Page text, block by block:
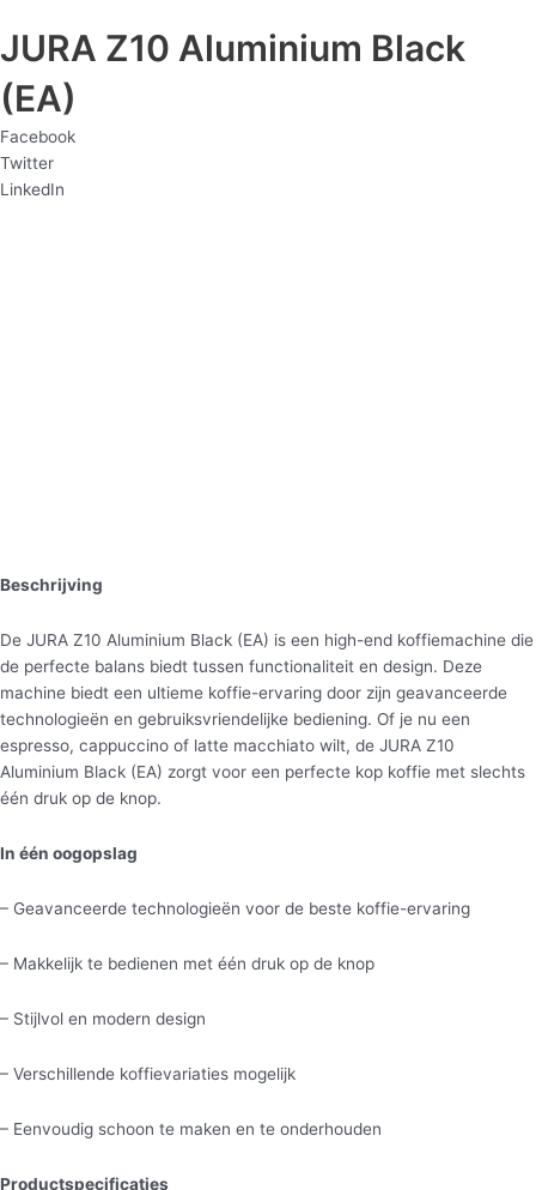
JURA Z10 Aluminium Black
(EA)
Facebook
Twitter
LinkedIn
Beschrijving
De JURA Z10 Aluminium Black (EA) is een high-end koffiemachine die
de perfecte balans biedt tussen functionaliteit en design. Deze
machine biedt een ultieme koffie-ervaring door zijn geavanceerde
technologieën en gebruiksvriendelijke bediening. Of je nu een
espresso, cappuccino of latte macchiato wilt, de JURA Z10
Aluminium Black (EA) zorgt voor een perfecte kop koffie met slechts
één druk op de knop.
In één oogopslag
– Geavanceerde technologieën voor de beste koffie-ervaring
– Makkelijk te bedienen met één druk op de knop
– Stijlvol en modern design
– Verschillende koffievariaties mogelijk
– Eenvoudig schoon te maken en te onderhouden
Productspecificaties